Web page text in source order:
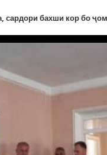
сардори бахши кор бо